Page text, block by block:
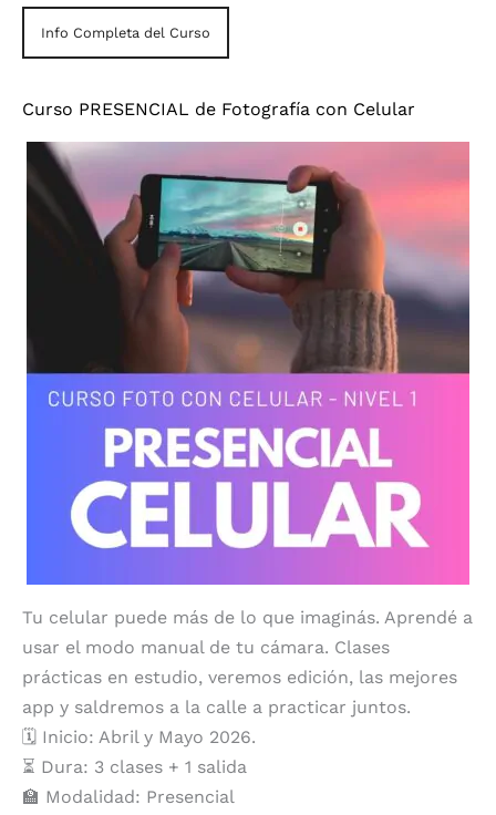
Info Completa del Curso
Curso PRESENCIAL de Fotografía con Celular
Tu celular puede más de lo que imaginás. Aprendé a
usar el modo manual de tu cámara. Clases
prácticas en estudio, veremos edición, las mejores
app y saldremos a la calle a practicar juntos.
🗓️ Inicio: Abril y Mayo 2026.
⏳ Dura: 3 clases + 1 salida
🏫 Modalidad: Presencial